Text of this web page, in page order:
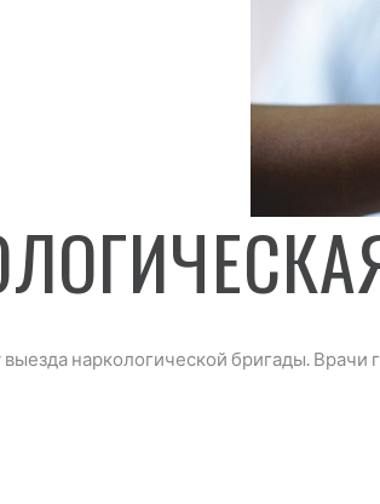
наркологической бригады.